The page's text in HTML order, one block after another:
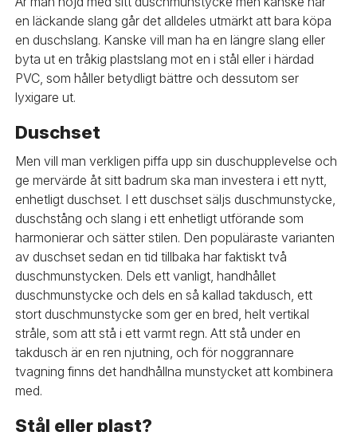
en läckande slang går det alldeles utmärkt att bara köpa
en duschslang. Kanske vill man ha en längre slang eller
byta ut en tråkig plastslang mot en i stål eller i härdad
PVC, som håller betydligt bättre och dessutom ser
lyxigare ut.
Duschset
Men vill man verkligen piffa upp sin duschupplevelse och
ge mervärde åt sitt badrum ska man investera i ett nytt,
enhetligt duschset. I ett duschset säljs duschmunstycke,
duschstång och slang i ett enhetligt utförande som
harmonierar och sätter stilen. Den populäraste varianten
av duschset sedan en tid tillbaka har faktiskt två
duschmunstycken. Dels ett vanligt, handhållet
duschmunstycke och dels en så kallad takdusch, ett
stort duschmunstycke som ger en bred, helt vertikal
stråle, som att stå i ett varmt regn. Att stå under en
takdusch är en ren njutning, och för noggrannare
tvagning finns det handhållna munstycket att kombinera
med.
Stål eller plast?